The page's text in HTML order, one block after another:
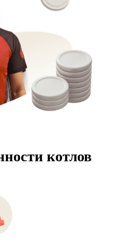
котлов